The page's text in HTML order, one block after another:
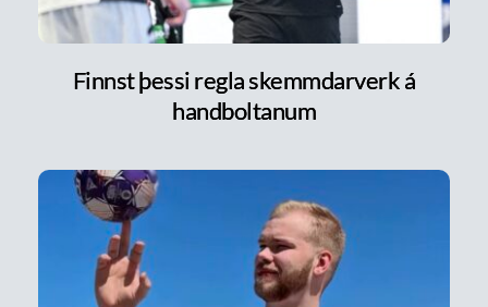
Finnst þessi regla skemmdarverk á
handboltanum